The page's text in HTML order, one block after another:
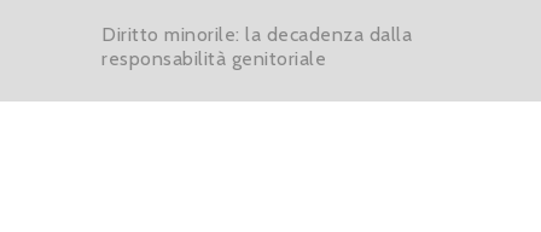
Diritto minorile: la decadenza dalla
responsabilità genitoriale